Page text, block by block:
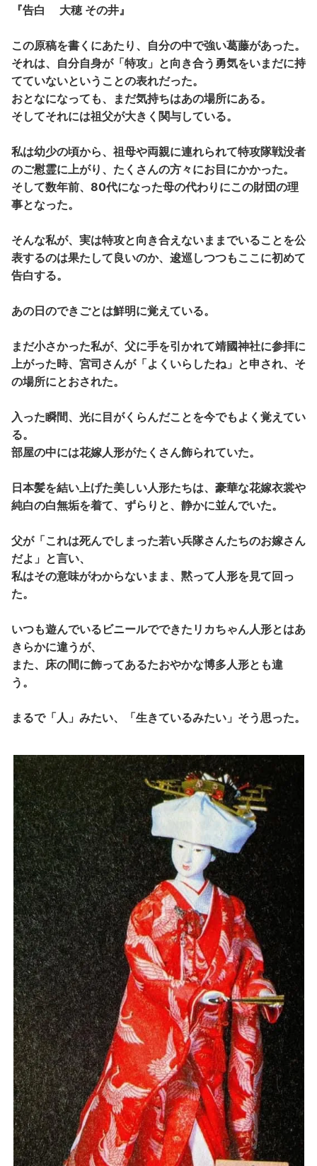
『告白 大穂 その井』
この原稿を書くにあたり、自分の中で強い葛藤があった。
それは、自分自身が「特攻」と向き合う勇気をいまだに持
てていないということの表れだった。
おとなになっても、まだ気持ちはあの場所にある。
そしてそれには祖父が大きく関与している。
私は幼少の頃から、祖母や両親に連れられて特攻隊戦没者
のご慰霊に上がり、たくさんの方々にお目にかかった。
そして数年前、80代になった母の代わりにこの財団の理
事となった。
そんな私が、実は特攻と向き合えないままでいることを公
表するのは果たして良いのか、逡巡しつつもここに初めて
告白する。
あの日のできごとは鮮明に覚えている。
まだ小さかった私が、父に手を引かれて靖國神社に参拝に
上がった時、宮司さんが「よくいらしたね」と申され、そ
の場所にとおされた。
入った瞬間、光に目がくらんだことを今でもよく覚えてい
る。
部屋の中には花嫁人形がたくさん飾られていた。
日本髪を結い上げた美しい人形たちは、豪華な花嫁衣裳や
純白の白無垢を着て、ずらりと、静かに並んでいた。
父が「これは死んでしまった若い兵隊さんたちのお嫁さん
だよ」と言い、
私はその意味がわからないまま、黙って人形を見て回っ
た。
いつも遊んでいるビニールでできたリカちゃん人形とはあ
きらかに違うが、
また、床の間に飾ってあるたおやかな博多人形とも違
う。
まるで「人」みたい、「生きているみたい」そう思った。